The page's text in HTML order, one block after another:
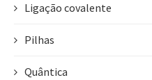
Ligação covalente
Pilhas
Quântica